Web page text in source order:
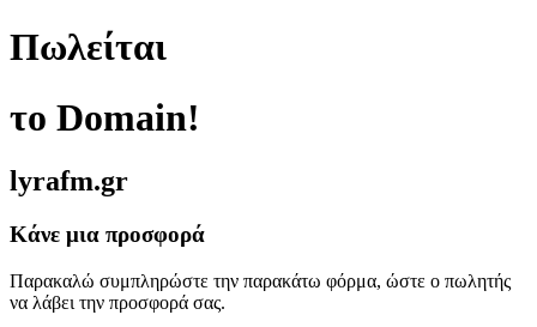
Πωλείται
το Domain!
lyrafm.gr
Κάνε μια προσφορά
Παρακαλώ συμπληρώστε την παρακάτω φόρμα, ώστε ο πωλητής
να λάβει την προσφορά σας.